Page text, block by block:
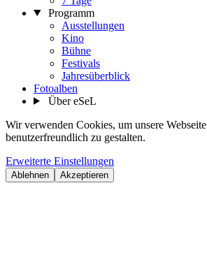
Programm
Ausstellungen
Kino
Bühne
Festivals
Jahresüberblick
Fotoalben
Über eSeL
Wir verwenden Cookies, um unsere
benutzerfreundlich zu gestalten.
Erweiterte Einstellungen
Ablehnen Akzeptieren